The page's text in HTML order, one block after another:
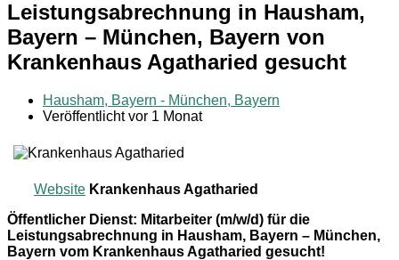
Leistungsabrechnung in Hausham,
Bayern – München, Bayern von
Krankenhaus Agatharied gesucht
Hausham, Bayern - München, Bayern
Veröffentlicht vor 1 Monat
Website Krankenhaus Agatharied
Öffentlicher Dienst: Mitarbeiter (m/w/d) für die
Leistungsabrechnung in Hausham, Bayern – München,
Bayern vom Krankenhaus Agatharied gesucht!